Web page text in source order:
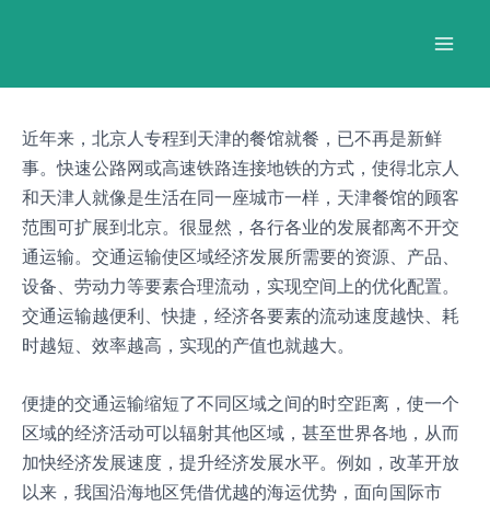
近年来，北京人专程到天津的餐馆就餐，已不再是新鲜
事。快速公路网或高速铁路连接地铁的方式，使得北京人
和天津人就像是生活在同一座城市一样，天津餐馆的顾客
范围可扩展到北京。很显然，各行各业的发展都离不开交
通运输。交通运输使区域经济发展所需要的资源、产品、
设备、劳动力等要素合理流动，实现空间上的优化配置。
交通运输越便利、快捷，经济各要素的流动速度越快、耗
时越短、效率越高，实现的产值也就越大。
便捷的交通运输缩短了不同区域之间的时空距离，使一个
区域的经济活动可以辐射其他区域，甚至世界各地，从而
加快经济发展速度，提升经济发展水平。例如，改革开放
以来，我国沿海地区凭借优越的海运优势，面向国际市